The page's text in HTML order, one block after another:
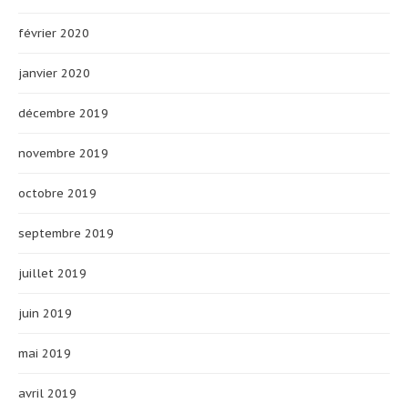
février 2020
janvier 2020
décembre 2019
novembre 2019
octobre 2019
septembre 2019
juillet 2019
juin 2019
mai 2019
avril 2019